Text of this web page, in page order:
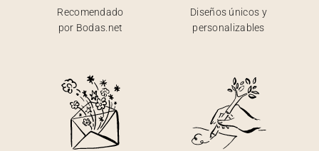
Recomendado
por Bodas.net
Diseños únicos y
personalizables